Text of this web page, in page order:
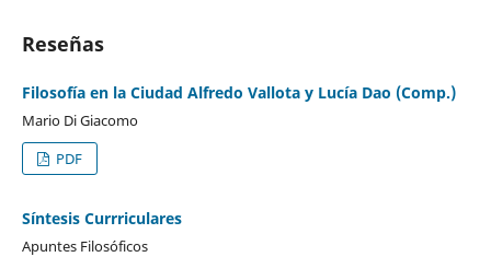
Reseñas
Filosofía en la Ciudad Alfredo Vallota y Lucía Dao (Comp.)
Mario Di Giacomo
PDF
Síntesis Currriculares
Apuntes Filosóficos